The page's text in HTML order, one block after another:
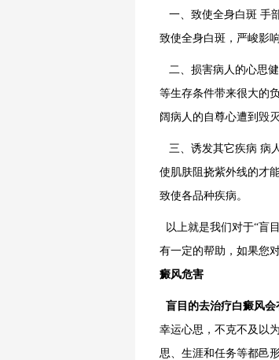
一、致使全身白斑 手
致使全身白斑，严峻影
二、损害病人的心思
等生存条件带来很大的
阔病人的自尊心遭到毁
三、诱发其它疾病 病
使肌肤阻挠紫外线的才
致使各品种疾病。
以上就是我们对于“盲
有一定的帮助，如果您
癜风危害
盲目的去治疗白癜风会
幸运心思，不克不及以
思、生涯和任务等都邑